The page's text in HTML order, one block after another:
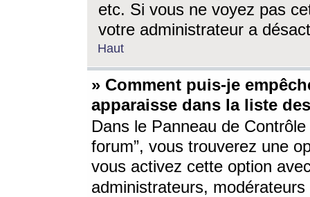
etc. Si vous ne voyez pas
votre administrateur a
Haut
» Comment puis-je
apparaisse dans la liste
Dans le Panneau de
forum”, vous trouverez une
vous activez cette option
administrateurs,